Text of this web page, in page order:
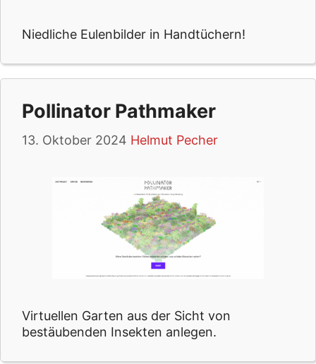
Niedliche Eulenbilder in Handtüchern!
Pollinator Pathmaker
13. Oktober 2024 Helmut Pecher
Virtuellen Garten aus der Sicht von
bestäubenden Insekten anlegen.